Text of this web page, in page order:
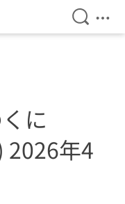
検索を
メ
に
2026年4